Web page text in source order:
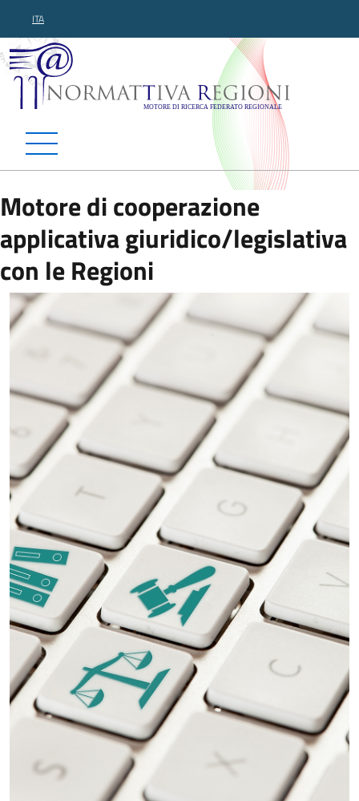
ITA
Normattiva Regioni -
Motore di cooperazione
applicativa giuridico/legislativa
con le Regioni